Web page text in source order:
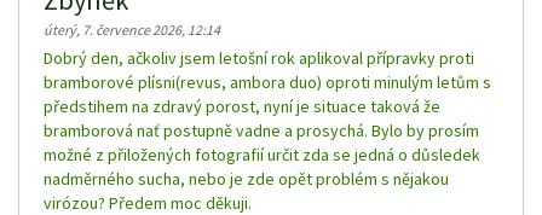
úterý, 7. července 2026, 12:14
Dobrý den, ačkoliv jsem letošní rok aplikoval přípravky proti
bramborové plísni(revus, ambora duo) oproti minulým letům s
předstihem na zdravý porost, nyní je situace taková že
bramborová nať postupně vadne a prosychá. Bylo by prosím
možné z přiložených fotografií určit zda se jedná o důsledek
nadměrného sucha, nebo je zde opět problém s nějakou
virózou? Předem moc děkuji.